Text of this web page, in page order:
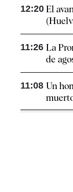
12:20 El
11:26 La
de
11:08 Un